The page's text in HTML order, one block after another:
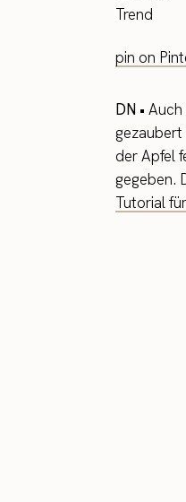
pin on
DN •Auch
gezaubert
der Apfel
gegeben.
Tutorial